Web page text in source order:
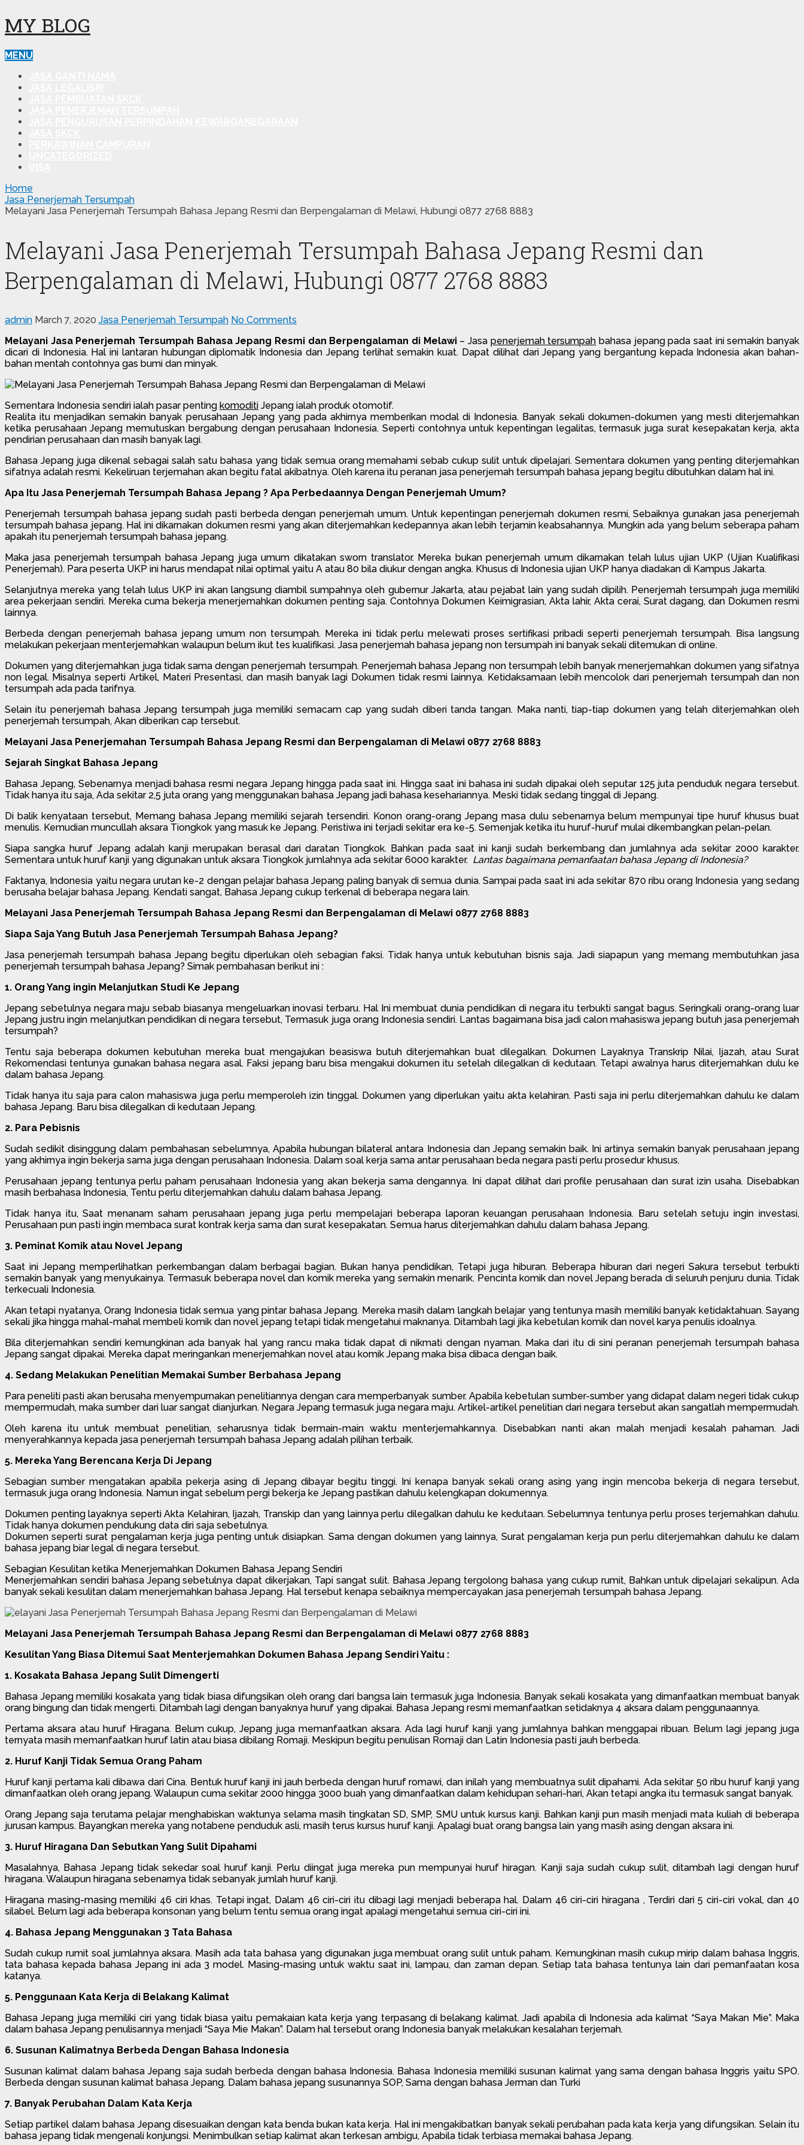
MY BLOG
MENU
Home
Jasa Penerjemah Tersumpah
Melayani Jasa Penerjemah Tersumpah Bahasa Jepang Resmi dan Berpengalaman di Melawi, Hubungi 0877 2768 8883
Melayani Jasa Penerjemah Tersumpah Bahasa Jepang Resmi dan
Berpengalaman di Melawi, Hubungi 0877 2768 8883
admin March 7, 2020 Jasa Penerjemah Tersumpah No Comments
Melayani Jasa Penerjemah Tersumpah Bahasa Jepang Resmi dan Berpengalaman di Melawi – Jasa penerjemah tersumpah bahasa jepang pada saat ini semakin banyak
dicari di Indonesia. Hal ini lantaran hubungan diplomatik Indonesia dan Jepang terlihat semakin kuat. Dapat dilihat dari Jepang yang bergantung kepada Indonesia akan bahan-
bahan mentah contohnya gas bumi dan minyak.
Sementara Indonesia sendiri ialah pasar penting komoditi Jepang ialah produk otomotif.
Realita itu menjadikan semakin banyak perusahaan Jepang yang pada akhirnya memberikan modal di Indonesia. Banyak sekali dokumen-dokumen yang mesti diterjemahkan
ketika perusahaan Jepang memutuskan bergabung dengan perusahaan Indonesia. Seperti contohnya untuk kepentingan legalitas, termasuk juga surat kesepakatan kerja, akta
pendirian perusahaan dan masih banyak lagi.
Bahasa Jepang juga dikenal sebagai salah satu bahasa yang tidak semua orang memahami sebab cukup sulit untuk dipelajari. Sementara dokumen yang penting diterjemahkan
sifatnya adalah resmi. Kekeliruan terjemahan akan begitu fatal akibatnya. Oleh karena itu peranan jasa penerjemah tersumpah bahasa jepang begitu dibutuhkan dalam hal ini.
Apa Itu Jasa Penerjemah Tersumpah Bahasa Jepang ? Apa Perbedaannya Dengan Penerjemah Umum?
Penerjemah tersumpah bahasa jepang sudah pasti berbeda dengan penerjemah umum. Untuk kepentingan penerjemah dokumen resmi, Sebaiknya gunakan jasa penerjemah
tersumpah bahasa jepang. Hal ini dikarnakan dokumen resmi yang akan diterjemahkan kedepannya akan lebih terjamin keabsahannya. Mungkin ada yang belum seberapa paham
apakah itu penerjemah tersumpah bahasa jepang.
Maka jasa penerjemah tersumpah bahasa Jepang juga umum dikatakan sworn translator. Mereka bukan penerjemah umum dikarnakan telah lulus ujian UKP (Ujian Kualifikasi
Penerjemah). Para peserta UKP ini harus mendapat nilai optimal yaitu A atau 80 bila diukur dengan angka. Khusus di Indonesia ujian UKP hanya diadakan di Kampus Jakarta.
Selanjutnya mereka yang telah lulus UKP ini akan langsung diambil sumpahnya oleh gubernur Jakarta, atau pejabat lain yang sudah dipilih. Penerjemah tersumpah juga memiliki
area pekerjaan sendiri. Mereka cuma bekerja menerjemahkan dokumen penting saja. Contohnya Dokumen Keimigrasian, Akta lahir, Akta cerai, Surat dagang, dan Dokumen resmi
lainnya.
Berbeda dengan penerjemah bahasa jepang umum non tersumpah. Mereka ini tidak perlu melewati proses sertifikasi pribadi seperti penerjemah tersumpah. Bisa langsung
melakukan pekerjaan menterjemahkan walaupun belum ikut tes kualifikasi. Jasa penerjemah bahasa jepang non tersumpah ini banyak sekali ditemukan di online.
Dokumen yang diterjemahkan juga tidak sama dengan penerjemah tersumpah. Penerjemah bahasa Jepang non tersumpah lebih banyak menerjemahkan dokumen yang sifatnya
non legal. Misalnya seperti Artikel, Materi Presentasi, dan masih banyak lagi Dokumen tidak resmi lainnya. Ketidaksamaan lebih mencolok dari penerjemah tersumpah dan non
tersumpah ada pada tarifnya.
Selain itu penerjemah bahasa Jepang tersumpah juga memiliki semacam cap yang sudah diberi tanda tangan. Maka nanti, tiap-tiap dokumen yang telah diterjemahkan oleh
penerjemah tersumpah, Akan diberikan cap tersebut.
Melayani Jasa Penerjemahan Tersumpah Bahasa Jepang Resmi dan Berpengalaman di Melawi 0877 2768 8883
Sejarah Singkat Bahasa Jepang
Bahasa Jepang, Sebenarnya menjadi bahasa resmi negara Jepang hingga pada saat ini. Hingga saat ini bahasa ini sudah dipakai oleh seputar 125 juta penduduk negara tersebut.
Tidak hanya itu saja, Ada sekitar 2,5 juta orang yang menggunakan bahasa Jepang jadi bahasa kesehariannya. Meski tidak sedang tinggal di Jepang.
Di balik kenyataan tersebut, Memang bahasa Jepang memiliki sejarah tersendiri. Konon orang-orang Jepang masa dulu sebenarnya belum mempunyai tipe huruf khusus buat
menulis. Kemudian muncullah aksara Tiongkok yang masuk ke Jepang. Peristiwa ini terjadi sekitar era ke-5. Semenjak ketika itu huruf-huruf mulai dikembangkan pelan-pelan.
Siapa sangka huruf Jepang adalah kanji merupakan berasal dari daratan Tiongkok. Bahkan pada saat ini kanji sudah berkembang dan jumlahnya ada sekitar 2000 karakter.
Sementara untuk huruf kanji yang digunakan untuk aksara Tiongkok jumlahnya ada sekitar 6000 karakter. Lantas bagaimana pemanfaatan bahasa Jepang di Indonesia?
Faktanya, Indonesia yaitu negara urutan ke-2 dengan pelajar bahasa Jepang paling banyak di semua dunia. Sampai pada saat ini ada sekitar 870 ribu orang Indonesia yang sedang
berusaha belajar bahasa Jepang. Kendati sangat, Bahasa Jepang cukup terkenal di beberapa negara lain.
Melayani Jasa Penerjemah Tersumpah Bahasa Jepang Resmi dan Berpengalaman di Melawi 0877 2768 8883
Siapa Saja Yang Butuh Jasa Penerjemah Tersumpah Bahasa Jepang?
Jasa penerjemah tersumpah bahasa Jepang begitu diperlukan oleh sebagian faksi. Tidak hanya untuk kebutuhan bisnis saja. Jadi siapapun yang memang membutuhkan jasa
penerjemah tersumpah bahasa Jepang? Simak pembahasan berikut ini :
1. Orang Yang ingin Melanjutkan Studi Ke Jepang
Jepang sebetulnya negara maju sebab biasanya mengeluarkan inovasi terbaru. Hal Ini membuat dunia pendidikan di negara itu terbukti sangat bagus. Seringkali orang-orang luar
Jepang justru ingin melanjutkan pendidikan di negara tersebut, Termasuk juga orang Indonesia sendiri. Lantas bagaimana bisa jadi calon mahasiswa jepang butuh jasa penerjemah
tersumpah?
Tentu saja beberapa dokumen kebutuhan mereka buat mengajukan beasiswa butuh diterjemahkan buat dilegalkan. Dokumen Layaknya Transkrip Nilai, Ijazah, atau Surat
Rekomendasi tentunya gunakan bahasa negara asal. Faksi jepang baru bisa mengakui dokumen itu setelah dilegalkan di kedutaan. Tetapi awalnya harus diterjemahkan dulu ke
dalam bahasa Jepang.
Tidak hanya itu saja para calon mahasiswa juga perlu memperoleh izin tinggal. Dokumen yang diperlukan yaitu akta kelahiran. Pasti saja ini perlu diterjemahkan dahulu ke dalam
bahasa Jepang. Baru bisa dilegalkan di kedutaan Jepang.
2. Para Pebisnis
Sudah sedikit disinggung dalam pembahasan sebelumnya, Apabila hubungan bilateral antara Indonesia dan Jepang semakin baik. Ini artinya semakin banyak perusahaan jepang
yang akhirnya ingin bekerja sama juga dengan perusahaan Indonesia. Dalam soal kerja sama antar perusahaan beda negara pasti perlu prosedur khusus.
Perusahaan jepang tentunya perlu paham perusahaan Indonesia yang akan bekerja sama dengannya. Ini dapat dilihat dari profile perusahaan dan surat izin usaha. Disebabkan
masih berbahasa Indonesia, Tentu perlu diterjemahkan dahulu dalam bahasa Jepang.
Tidak hanya itu, Saat menanam saham perusahaan jepang juga perlu mempelajari beberapa laporan keuangan perusahaan Indonesia. Baru setelah setuju ingin investasi,
Perusahaan pun pasti ingin membaca surat kontrak kerja sama dan surat kesepakatan. Semua harus diterjemahkan dahulu dalam bahasa Jepang.
3. Peminat Komik atau Novel Jepang
Saat ini Jepang memperlihatkan perkembangan dalam berbagai bagian. Bukan hanya pendidikan, Tetapi juga hiburan. Beberapa hiburan dari negeri Sakura tersebut terbukti
semakin banyak yang menyukainya. Termasuk beberapa novel dan komik mereka yang semakin menarik. Pencinta komik dan novel Jepang berada di seluruh penjuru dunia. Tidak
terkecuali Indonesia.
Akan tetapi nyatanya, Orang Indonesia tidak semua yang pintar bahasa Jepang. Mereka masih dalam langkah belajar yang tentunya masih memiliki banyak ketidaktahuan. Sayang
sekali jika hingga mahal-mahal membeli komik dan novel jepang tetapi tidak mengetahui maknanya. Ditambah lagi jika kebetulan komik dan novel karya penulis idoalnya.
Bila diterjemahkan sendiri kemungkinan ada banyak hal yang rancu maka tidak dapat di nikmati dengan nyaman. Maka dari itu di sini peranan penerjemah tersumpah bahasa
Jepang sangat dipakai. Mereka dapat meringankan menerjemahkan novel atau komik Jepang maka bisa dibaca dengan baik.
4. Sedang Melakukan Penelitian Memakai Sumber Berbahasa Jepang
Para peneliti pasti akan berusaha menyempurnakan penelitiannya dengan cara memperbanyak sumber. Apabila kebetulan sumber-sumber yang didapat dalam negeri tidak cukup
mempermudah, maka sumber dari luar sangat dianjurkan. Negara Jepang termasuk juga negara maju. Artikel-artikel penelitian dari negara tersebut akan sangatlah mempermudah.
Oleh karena itu untuk membuat penelitian, seharusnya tidak bermain-main waktu menterjemahkannya. Disebabkan nanti akan malah menjadi kesalah pahaman. Jadi
menyerahkannya kepada jasa penerjemah tersumpah bahasa Jepang adalah pilihan terbaik.
5. Mereka Yang Berencana Kerja Di Jepang
Sebagian sumber mengatakan apabila pekerja asing di Jepang dibayar begitu tinggi. Ini kenapa banyak sekali orang asing yang ingin mencoba bekerja di negara tersebut,
termasuk juga orang Indonesia. Namun ingat sebelum pergi bekerja ke Jepang pastikan dahulu kelengkapan dokumennya.
Dokumen penting layaknya seperti Akta Kelahiran, Ijazah, Transkip dan yang lainnya perlu dilegalkan dahulu ke kedutaan. Sebelumnya tentunya perlu proses terjemahkan dahulu.
Tidak hanya dokumen pendukung data diri saja sebetulnya.
Dokumen seperti surat pengalaman kerja juga penting untuk disiapkan. Sama dengan dokumen yang lainnya, Surat pengalaman kerja pun perlu diterjemahkan dahulu ke dalam
bahasa jepang biar legal di negara tersebut.
Sebagian Kesulitan ketika Menerjemahkan Dokumen Bahasa Jepang Sendiri
Menerjemahkan sendiri bahasa Jepang sebetulnya dapat dikerjakan, Tapi sangat sulit. Bahasa Jepang tergolong bahasa yang cukup rumit, Bahkan untuk dipelajari sekalipun. Ada
banyak sekali kesulitan dalam menerjemahkan bahasa Jepang. Hal tersebut kenapa sebaiknya mempercayakan jasa penerjemah tersumpah bahasa Jepang.
Melayani Jasa Penerjemah Tersumpah Bahasa Jepang Resmi dan Berpengalaman di Melawi 0877 2768 8883
Kesulitan Yang Biasa Ditemui Saat Menterjemahkan Dokumen Bahasa Jepang Sendiri Yaitu :
1. Kosakata Bahasa Jepang Sulit Dimengerti
Bahasa Jepang memiliki kosakata yang tidak biasa difungsikan oleh orang dari bangsa lain termasuk juga Indonesia. Banyak sekali kosakata yang dimanfaatkan membuat banyak
orang bingung dan tidak mengerti. Ditambah lagi dengan banyaknya huruf yang dipakai. Bahasa Jepang resmi memanfaatkan setidaknya 4 aksara dalam penggunaannya.
Pertama aksara atau huruf Hiragana. Belum cukup, Jepang juga memanfaatkan aksara. Ada lagi huruf kanji yang jumlahnya bahkan menggapai ribuan. Belum lagi jepang juga
ternyata masih memanfaatkan huruf latin atau biasa dibilang Romaji. Meskipun begitu penulisan Romaji dan Latin Indonesia pasti jauh berbeda.
2. Huruf Kanji Tidak Semua Orang Paham
Huruf kanji pertama kali dibawa dari Cina. Bentuk huruf kanji ini jauh berbeda dengan huruf romawi, dan inilah yang membuatnya sulit dipahami. Ada sekitar 50 ribu huruf kanji yang
dimanfaatkan oleh orang jepang. Walaupun cuma sekitar 2000 hingga 3000 buah yang dimanfaatkan dalam kehidupan sehari-hari, Akan tetapi angka itu termasuk sangat banyak.
Orang Jepang saja terutama pelajar menghabiskan waktunya selama masih tingkatan SD, SMP, SMU untuk kursus kanji. Bahkan kanji pun masih menjadi mata kuliah di beberapa
jurusan kampus. Bayangkan mereka yang notabene penduduk asli, masih terus kursus huruf kanji. Apalagi buat orang bangsa lain yang masih asing dengan aksara ini.
3. Huruf Hiragana Dan Sebutkan Yang Sulit Dipahami
Masalahnya, Bahasa Jepang tidak sekedar soal huruf kanji. Perlu diingat juga mereka pun mempunyai huruf hiragan. Kanji saja sudah cukup sulit, ditambah lagi dengan huruf
hiragana. Walaupun hiragana sebenarnya tidak sebanyak jumlah huruf kanji.
Hiragana masing-masing memiliki 46 ciri khas. Tetapi ingat, Dalam 46 ciri-ciri itu dibagi lagi menjadi beberapa hal. Dalam 46 ciri-ciri hiragana , Terdiri dari 5 ciri-ciri vokal, dan 40
silabel. Belum lagi ada beberapa konsonan yang belum tentu semua orang ingat apalagi mengetahui semua ciri-ciri ini.
4. Bahasa Jepang Menggunakan 3 Tata Bahasa
Sudah cukup rumit soal jumlahnya aksara. Masih ada tata bahasa yang digunakan juga membuat orang sulit untuk paham. Kemungkinan masih cukup mirip dalam bahasa Inggris,
tata bahasa kepada bahasa Jepang ini ada 3 model. Masing-masing untuk waktu saat ini, lampau, dan zaman depan. Setiap tata bahasa tentunya lain dari pemanfaatan kosa
katanya.
5. Penggunaan Kata Kerja di Belakang Kalimat
Bahasa Jepang juga memiliki ciri yang tidak biasa yaitu pemakaian kata kerja yang terpasang di belakang kalimat. Jadi apabila di Indonesia ada kalimat “Saya Makan Mie”. Maka
dalam bahasa Jepang penulisannya menjadi “Saya Mie Makan”. Dalam hal tersebut orang Indonesia banyak melakukan kesalahan terjemah.
6. Susunan Kalimatnya Berbeda Dengan Bahasa Indonesia
Susunan kalimat dalam bahasa Jepang saja sudah berbeda dengan bahasa Indonesia. Bahasa Indonesia memiliki susunan kalimat yang sama dengan bahasa Inggris yaitu SPO.
Berbeda dengan susunan kalimat bahasa Jepang. Dalam bahasa jepang susunannya SOP, Sama dengan bahasa Jerman dan Turki
7. Banyak Perubahan Dalam Kata Kerja
Setiap partikel dalam bahasa Jepang disesuaikan dengan kata benda bukan kata kerja. Hal ini mengakibatkan banyak sekali perubahan pada kata kerja yang difungsikan. Selain itu
bahasa jepang tidak mengenali konjungsi. Menimbulkan setiap kalimat akan terkesan ambigu, Apabila tidak terbiasa memakai bahasa Jepang.